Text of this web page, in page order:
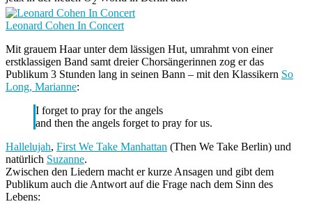
Leonard Cohen In Concert
Mit grauem Haar unter dem lässigen Hut, umrahmt von einer
erstklassigen Band samt dreier Chorsängerinnen zog er das
Publikum 3 Stunden lang in seinen Bann – mit den Klassikern So
Long, Marianne:
I forget to pray for the angels
and then the angels forget to pray for us.
Hallelujah, First We Take Manhattan (Then We Take Berlin) und
natürlich Suzanne.
Zwischen den Liedern macht er kurze Ansagen und gibt dem
Publikum auch die Antwort auf die Frage nach dem Sinn des
Lebens: